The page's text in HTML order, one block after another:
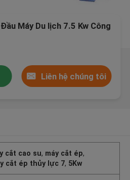
Máy Du lịch 7.5 Kw Công
Liên hệ chúng tôi
cắt cao su, máy cắt ép,
cắt ép thủy lực 7, 5Kw